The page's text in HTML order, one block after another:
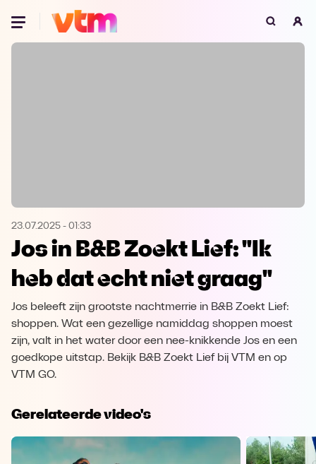
Oeps, browser niet ondersteund
Microsoft Edge Download
Opera Download
23.07.2025 - 01:33
Jos in B&B Zoekt Lief: "Ik
heb dat echt niet graag"
Jos beleeft zijn grootste nachtmerrie in B&B Zoekt Lief:
shoppen. Wat een gezellige namiddag shoppen moest
zijn, valt in het water door een nee-knikkende Jos en een
goedkope uitstap. Bekijk B&B Zoekt Lief bij VTM en op
VTM GO.
Gerelateerde video's